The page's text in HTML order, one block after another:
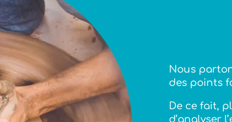
Nous
des points
De ce fait,
d’analyser